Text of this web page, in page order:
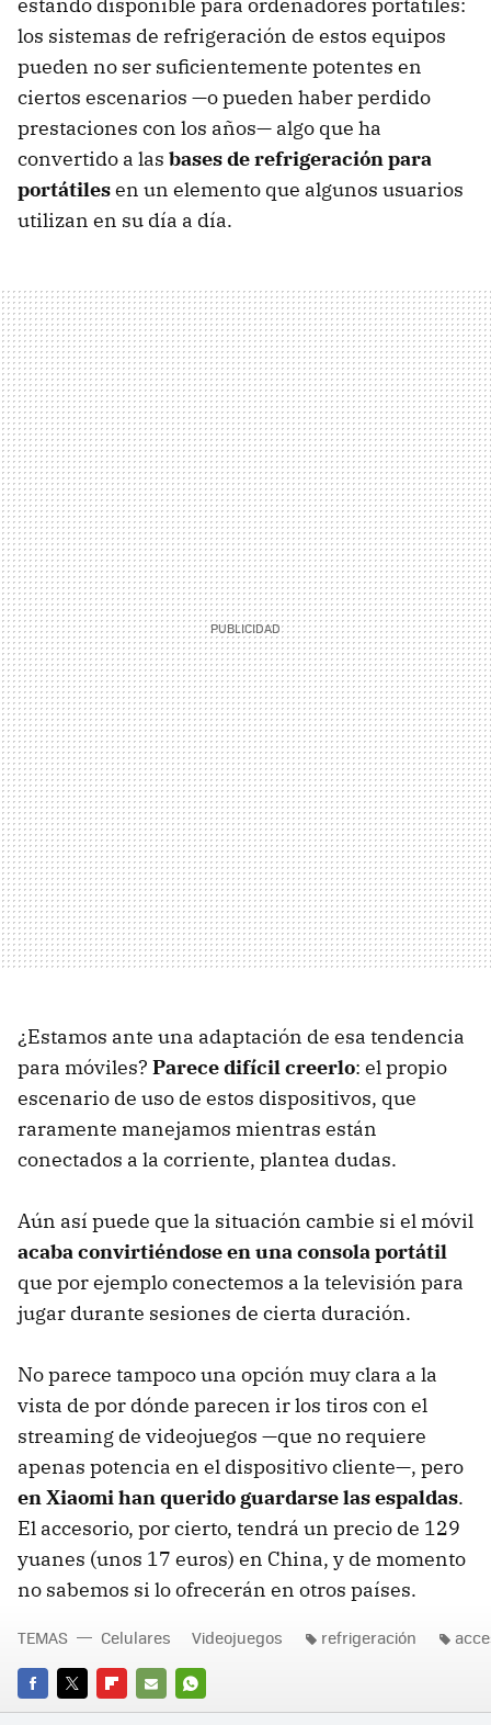
los sistemas de refrigeración de estos equipos
pueden no ser suficientemente potentes en
ciertos escenarios —o pueden haber perdido
prestaciones con los años— algo que ha
convertido a las bases de refrigeración para
portátilesen un elemento que algunos usuarios
utilizan en su día a día.
¿Estamos ante una adaptación de esa tendencia
para móviles? Parece difícil creerlo: el propio
escenario de uso de estos dispositivos, que
raramente manejamos mientras están
conectados a la corriente, plantea dudas.
Aún así puede que la situación cambie si el móvil
acaba convirtiéndose en una consola portátil
que por ejemplo conectemos a la televisión para
jugar durante sesiones de cierta duración.
No parece tampoco una opción muy clara a la
vista de por dónde parecen ir los tiros con el
streaming de videojuegos —que no requiere
apenas potencia en el dispositivo cliente—, pero
en Xiaomi han querido guardarse las espaldas.
El accesorio, por cierto, tendrá un precio de 129
yuanes (unos 17 euros) en China, y de momento
no sabemos si lo ofrecerán en otros países.
FACEBOOK
TWITTERFLIPBOARD
E-
WHATSAPP
TEMAS Celulares Videojuegos refrigeración